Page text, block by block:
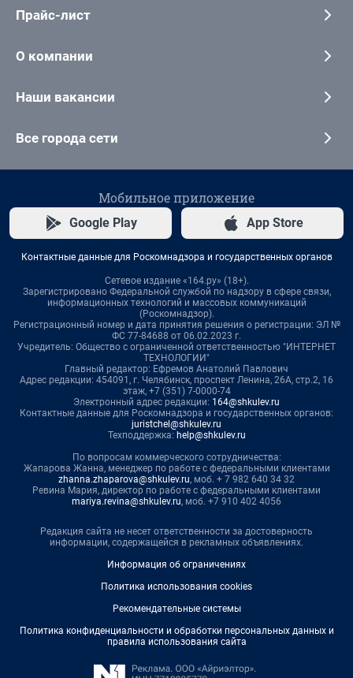
Прайс-лист
О компании
Наши вакансии
Все города сети
Мобильное приложение
Google Play App Store
Контактные данные для Роскомнадзора и государственных органов
Сетевое издание «164.ру» (18+).
Зарегистрировано Федеральной службой по надзору в сфере связи,
информационных технологий и массовых коммуникаций
(Роскомнадзор).
Регистрационный номер и дата принятия решения о регистрации: ЭЛ №
ФС 77-84688 от 06.02.2023 г.
Учредитель: Общество с ограниченной ответственностью "ИНТЕРНЕТ
ТЕХНОЛОГИИ"
Главный редактор: Ефремов Анатолий Павлович
Адрес редакции: 454091, г. Челябинск, проспект Ленина, 26А, стр.2, 16
этаж, +7 (351) 7-0000-74
Электронный адрес редакции: 164@shkulev.ru
Контактные данные для Роскомнадзора и государственных органов:
juristchel@shkulev.ru
Техподдержка: help@shkulev.ru
По вопросам коммерческого сотрудничества:
Жапарова Жанна, менеджер по работе с федеральными клиентами
zhanna.zhaparova@shkulev.ru, моб. + 7 982 640 34 32
Ревина Мария, директор по работе с федеральными клиентами
mariya.revina@shkulev.ru, моб. +7 910 402 4056
Редакция сайта не несет ответственности за достоверность
информации, содержащейся в рекламных объявлениях.
Информация об ограничениях
Политика использования cookies
Рекомендательные системы
Политика конфиденциальности и обработки персональных данных и
правила использования сайта